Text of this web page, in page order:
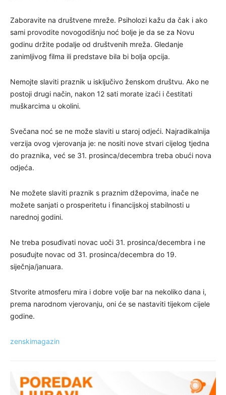
Zaboravite na društvene mreže. Psiholozi kažu da čak i ako
sami provodite novogodišnju noć bolje je da se za Novu
godinu držite podalje od društvenih mreža. Gledanje
zanimljivog filma ili predstave bila bi bolja opcija.
Nemojte slaviti praznik u isključivo ženskom društvu. Ako ne
postoji drugi način, nakon 12 sati morate izaći i čestitati
muškarcima u okolini.
Svečana noć se ne može slaviti u staroj odjeći. Najradikalnija
verzija ovog vjerovanja je: ne nositi nove stvari cijelog tjedna
do praznika, već se 31. prosinca/decembra treba obući nova
odjeća.
Ne možete slaviti praznik s praznim džepovima, inače ne
možete sanjati o prosperitetu i financijskoj stabilnosti u
narednoj godini.
Ne treba posuđivati novac uoči 31. prosinca/decembra i ne
posuđujte novac od 31. prosinca/decembra do 19.
siječnja/januara.
Stvorite atmosferu mira i dobre volje bar na nekoliko dana i,
prema narodnom vjerovanju, oni će se nastaviti tijekom cijele
godine.
zenskimagazin